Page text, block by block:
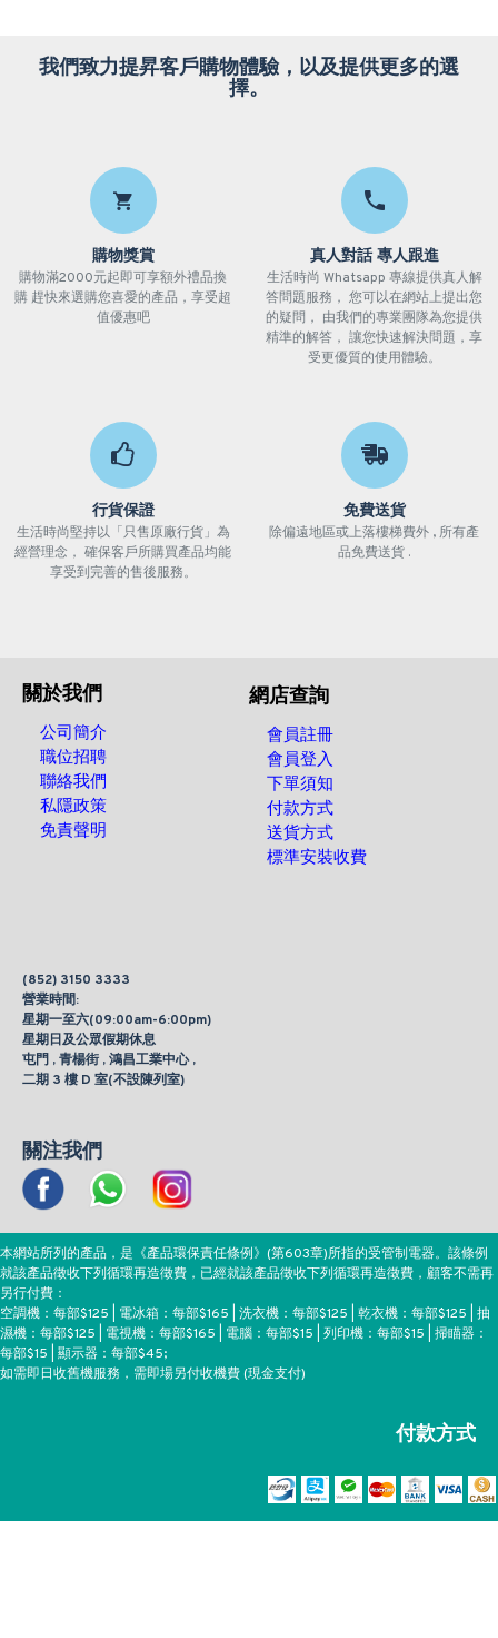
我們致力提昇客戶購物體驗，以及提供更多的選
擇。
購物獎賞
購物滿2000元起即可享額外禮品換
購 趕快來選購您喜愛的產品，享受超
值優惠吧
真人對話 專人跟進
生活時尚 Whatsapp 專線提供真人解
答問題服務， 您可以在網站上提出您
的疑問， 由我們的專業團隊為您提供
精準的解答， 讓您快速解決問題，享
受更優質的使用體驗。
行貨保證
生活時尚堅持以「只售原廠行貨」為
經營理念， 確保客戶所購買產品均能
享受到完善的售後服務。
免費送貨
除偏遠地區或上落樓梯費外 , 所有產
品免費送貨 .
關於我們
公司簡介
職位招聘
聯絡我們
私隱政策
免責聲明
網店查詢
會員註冊
會員登入
下單須知
付款方式
送貨方式
標準安裝收費
(852) 3150 3333
營業時間:
星期一至六(09:00am-6:00pm)
星期日及公眾假期休息
屯門 , 青楊街 , 鴻昌工業中心 ,
二期 3 樓 D 室(不設陳列室)
關注我們
本網站所列的產品，是《產品環保責任條例》(第603章)所指的受管制電器。該條例
就該產品徵收下列循環再造徵費，已經就該產品徵收下列循環再造徵費，顧客不需再
另行付費：
空調機：每部$125 | 電冰箱：每部$165 | 洗衣機：每部$125 | 乾衣機：每部$125 | 抽
濕機：每部$125 | 電視機：每部$165 | 電腦：每部$15 | 列印機：每部$15 | 掃瞄器：
每部$15 | 顯示器：每部$45;
如需即日收舊機服務，需即場另付收機費 (現金支付)
付款方式